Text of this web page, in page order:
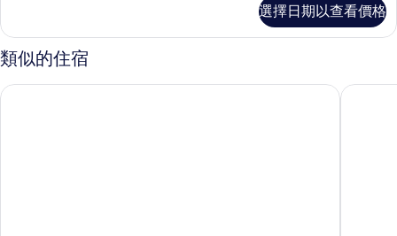
片
的
所
有
相
四
人
房
詳
選擇日期以查看價格
類似的住宿
墾丁沈家民宿 墾丁椰